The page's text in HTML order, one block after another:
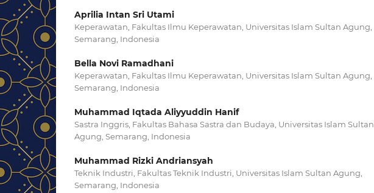
Aprilia Intan Sri Utami
Keperawatan, Fakultas Ilmu Keperawatan, Universitas Islam Sultan Agung,
Semarang, Indonesia
Bella Novi Ramadhani
Keperawatan, Fakultas Ilmu Keperawatan, Universitas Islam Sultan Agung,
Semarang, Indonesia
Muhammad Iqtada Aliyyuddin Hanif
Sastra Inggris, Fakultas Bahasa Sastra dan Budaya, Universitas Islam Sultan
Agung, Semarang, Indonesia
Muhammad Rizki Andriansyah
Teknik Industri, Fakultas Teknik Industri, Universitas Islam Sultan Agung,
Semarang, Indonesia